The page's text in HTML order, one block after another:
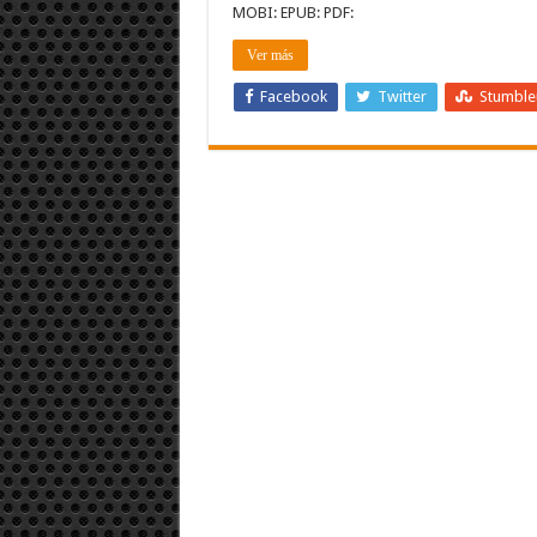
MOBI: EPUB: PDF:
Ver más
Facebook Twitter